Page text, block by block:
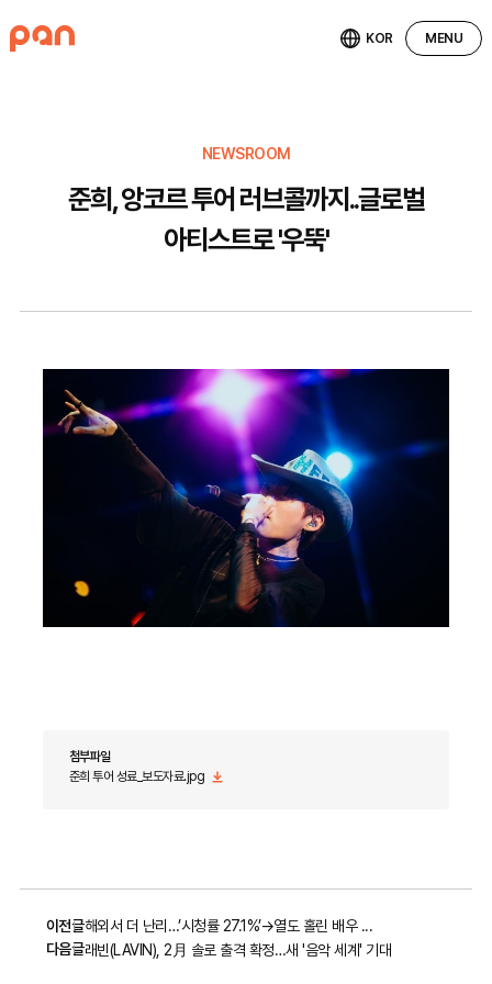
KOR MENU
NEWSROOM
준희, 앙코르 투어 러브콜까지..글로벌
아티스트로 '우뚝'
첨부파일
준희 투어 성료_보도자료.jpg
이전글해외서 더 난리…’시청률 27.1%’→열도 홀린 배우 ...
다음글래빈(LAVIN), 2月 솔로 출격 확정…새 '음악 세계' 기대